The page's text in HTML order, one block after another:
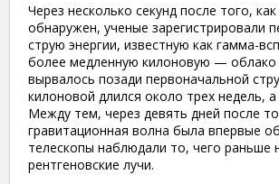
Через несколько секунд после того,
обнаружен, ученые зарегистрировали
струю энергии, известную как гамма-
более медленную килоновую — облако
вырвалось позади первоначальной
килоновой длился около трех недель, а
Между тем, через девять дней после
гравитационная волна была впервые
телескопы наблюдали то, чего раньше
рентгеновские лучи.